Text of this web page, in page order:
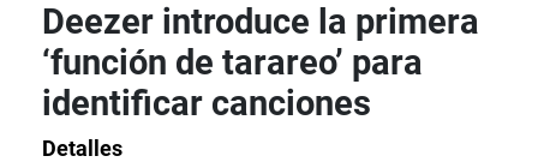
Deezer introduce la primera
‘función de tarareo’ para
identificar canciones
Detalles